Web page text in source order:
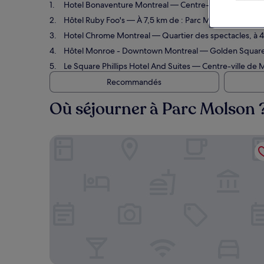
Hotel Bonaventure Montreal— Centre-ville de
Hôtel Ruby Foo's— À 7,5 km de : Parc Molson. Hôtel
Hotel Chrome Montreal— Quartier des spectacles, à
Hôtel Monroe - Downtown Montreal— Golden
Le Square Phillips Hotel And Suites— Centre-ville de
Recommandés
Où séjourner à Parc Molson